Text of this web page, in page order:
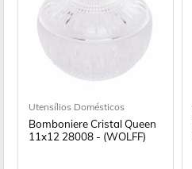
Utensílios Domésticos
Bomboniere Cristal Queen
11x12 28008 - (WOLFF)